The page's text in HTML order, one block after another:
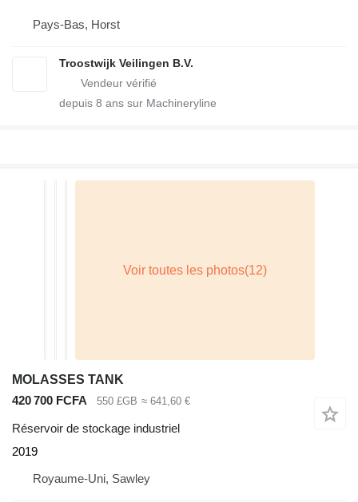
Pays-Bas, Horst
Troostwijk Veilingen B.V.
depuis 8 ans sur Machineryline
MOLASSES TANK
420 700 FCFA
550 £GB ≈ 641,60 €
Réservoir de stockage industriel
2019
Royaume-Uni, Sawley